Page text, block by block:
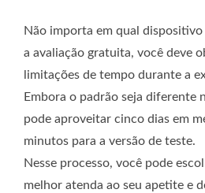
Não importa em qual
a avaliação gratuita, você deve
limitações de tempo durante a
Embora o padrão seja diferente
pode aproveitar cinco dias em
minutos para a versão de teste.
Nesse processo, você pode
melhor atenda ao seu apetite e